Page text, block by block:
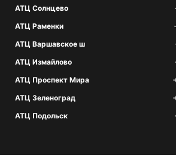
АТЦ Солнцево
АТЦ Раменки
АТЦ Варшавское ш
АТЦ Измайлово
АТЦ Проспект Мира
АТЦ Зеленоград
АТЦ Подольск